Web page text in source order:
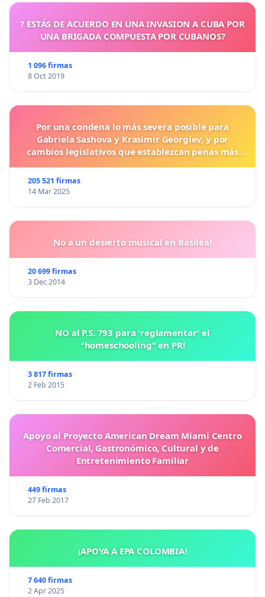
? ESTÁS DE ACUERDO EN UNA INVASION A CUBA POR
UNA BRIGADA COMPUESTA POR CUBANOS?
1 096 firmas
8 Oct 2019
Por una condena lo más severa posible para
Gabriela Sashova y Krasimir Georgiev, y por
cambios legislativos que establezcan penas más
205 521 firmas
14 Mar 2025
No a un desierto musical en Basilea!
20 699 firmas
3 Dec 2014
NO al P.S. 793 para 'reglamentar' el
"homeschooling" en PR!
3 817 firmas
2 Feb 2015
Apoyo al Proyecto American Dream Miami Centro
Comercial, Gastronómico, Cultural y de
Entretenimiento Familiar
449 firmas
27 Feb 2017
¡APOYA A EPA COLOMBIA!
7 640 firmas
2 Apr 2025